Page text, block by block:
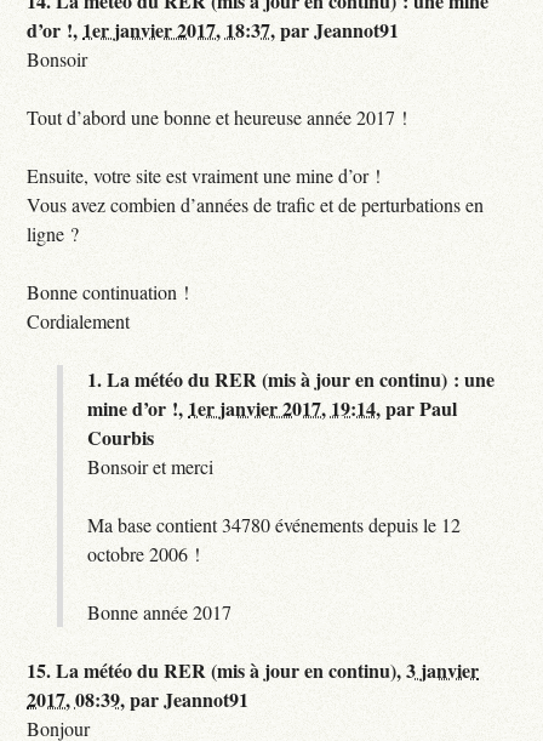
d’or !, 1er janvier 2017, 18:37,parJeannot91
Bonsoir
Tout d’abord une bonne et heureuse année 2017 !
Ensuite, votre site est vraiment une mine d’or !
Vous avez combien d’années de trafic et de perturbations en
ligne ?
Bonne continuation !
Cordialement
1.La météo du RER (mis à jour en continu) : une
mine d’or !, 1er janvier 2017, 19:14,parPaul
Courbis
Bonsoir et merci
Ma base contient 34780 événements depuis le 12
octobre 2006 !
Bonne année 2017
15.La météo du RER (mis à jour en continu),3 janvier
2017, 08:39,parJeannot91
Bonjour